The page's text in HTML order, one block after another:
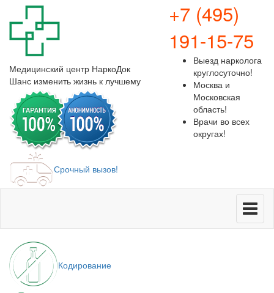
Медицинский центр НаркоДок
Шанс изменить жизнь к лучшему
+7 (495)
191-15-75
Выезд нарколога
круглосуточно!
Москва и
Московская
область!
Врачи во всех
округах!
Срочный вызов!
Меню
Кодирование